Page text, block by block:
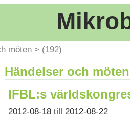
möten > (192)
Händelser och möten
IFBL:s
2012-08-18 till 2012-08-22